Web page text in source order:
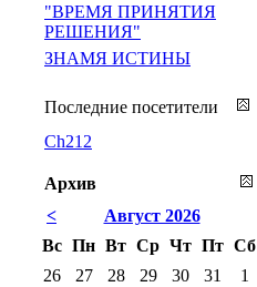
"ВРЕМЯ ПРИНЯТИЯ
РЕШЕНИЯ"
ЗНАМЯ ИСТИНЫ
Последние посетители
Ch212
Архив
<
Август 2026
Вс Пн Вт Ср Чт Пт Сб
26
27 28 29 30 31
1